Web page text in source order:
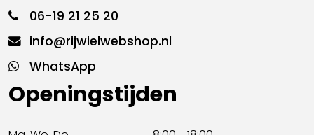
06-19 21 25 20
info@rijwielwebshop.nl
WhatsApp
Openingstijden